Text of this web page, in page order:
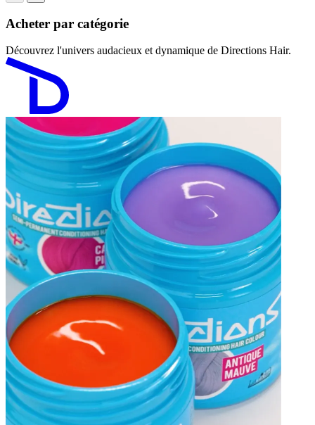
Acheter par catégorie
Découvrez l'univers audacieux et dynamique de Directions Hair.